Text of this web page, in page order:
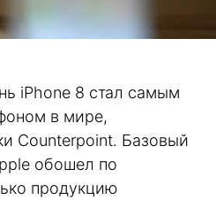
iPhone 8 стал самым
в мире,
Counterpoint. Базовый
обошел по
продукцию